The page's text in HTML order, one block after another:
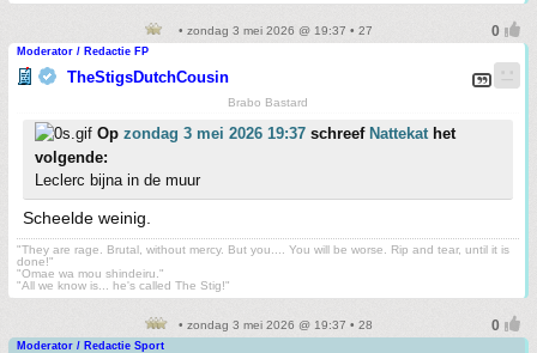
• zondag 3 mei 2026 @ 19:37 • 27
Moderator / Redactie FP
TheStigsDutchCousin
Brabo Bastard
Op zondag 3 mei 2026 19:37 schreef Nattekat het
volgende:
Leclerc bijna in de muur
Scheelde weinig.
"They are rage. Brutal, without mercy. But you.... You will be worse. Rip and tear, until it is
done!"
"Omae wa mou shindeiru."
"All we know is... he's called The Stig!"
• zondag 3 mei 2026 @ 19:37 • 28
Moderator / Redactie Sport